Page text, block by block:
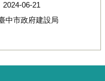
2024-06-21
中市政府建設局